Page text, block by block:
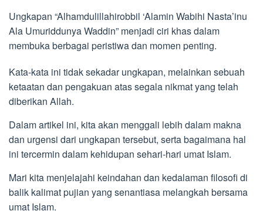
Ungkapan “Alhamdulillahirobbil ‘Alamin Wabihi Nasta’inu
Ala Umuriddunya Waddin” menjadi ciri khas dalam
membuka berbagai peristiwa dan momen penting.
Kata-kata ini tidak sekadar ungkapan, melainkan sebuah
ketaatan dan pengakuan atas segala nikmat yang telah
diberikan Allah.
Dalam artikel ini, kita akan menggali lebih dalam makna
dan urgensi dari ungkapan tersebut, serta bagaimana hal
ini tercermin dalam kehidupan sehari-hari umat Islam.
Mari kita menjelajahi keindahan dan kedalaman filosofi di
balik kalimat pujian yang senantiasa melangkah bersama
umat Islam.